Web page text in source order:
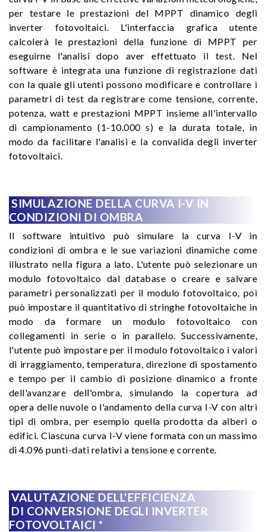
per testare le prestazioni del MPPT dinamico degli
inverter fotovoltaici. L'interfaccia grafica utente
calcolerà le prestazioni della funzione di MPPT per
eseguirne l'analisi dopo aver effettuato il test. Nel
software è integrata una funzione di registrazione dati
con la quale gli utenti possono modificare e controllare i
parametri di test da registrare come tensione, corrente,
potenza, watt e prestazioni MPPT insieme all'intervallo
di campionamento (1-10.000 s) e la durata totale, in
modo da facilitare l'analisi e la convalida degli inverter
fotovoltaici.
SIMULAZIONE DELLA CURVA I-V IN
CONDIZIONI DI OMBRA
Il software intuitivo può simulare la curva I-V in
condizioni di ombra e le sue variazioni dinamiche come
illustrato nella figura a lato. L'utente può selezionare un
modulo fotovoltaico dal database o creare e salvare
parametri personalizzati per il modulo fotovoltaico, poi
può impostare il quantitativo di stringhe fotovoltaiche in
modo da formare un modulo fotovoltaico con
collegamenti in serie o in parallelo. Successivamente,
l'utente può impostare per il modulo fotovoltaico i valori
di irraggiamento, temperatura, direzione di spostamento
e tempo per il cambio di posizione dinamico a fronte
dell'avanzare dell'ombra, simulando la copertura ad
opera delle nuvole o l'andamento della curva I-V con altri
tipi di ombra, per esempio quella prodotta da alberi o
edifici. Ciascuna curva I-V viene formata con un massimo
di 4.096 punti-dati relativi a tensione e corrente.
VALUTAZIONE DELL'EFFICIENZA
DI CONVERSIONE DEGLI INVERTER
FOTOVOLTAICI *